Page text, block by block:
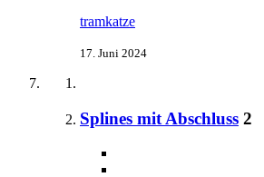
tramkatze
17. Juni 2024
Splines mit Abschluss 2